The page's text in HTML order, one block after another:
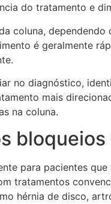
do tratamento e
coluna, dependendo
é geralmente
no diagnóstico,
mais
na coluna.
para pacientes
tratamentos
hérnia de disco,